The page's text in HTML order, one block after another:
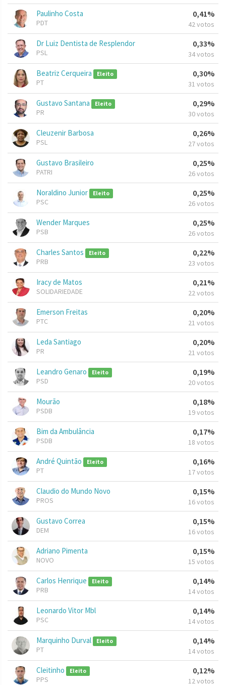
Paulinho Costa
PDT
0,41%
42 votos
Dr Luiz Dentista de Resplendor
PSL
0,33%
34 votos
Beatriz Cerqueira Eleito
PT
0,30%
31 votos
Gustavo Santana Eleito
PR
0,29%
30 votos
Cleuzenir Barbosa
PSL
0,26%
27 votos
Gustavo Brasileiro
PATRI
0,25%
26 votos
Noraldino Junior Eleito
PSC
0,25%
26 votos
Wender Marques
PSB
0,25%
26 votos
Charles Santos Eleito
PRB
0,22%
23 votos
Iracy de Matos
SOLIDARIEDADE
0,21%
22 votos
Emerson Freitas
PTC
0,20%
21 votos
Leda Santiago
PR
0,20%
21 votos
Leandro Genaro Eleito
PSD
0,19%
20 votos
Mourão
PSDB
0,18%
19 votos
Bim da Ambulância
PSDB
0,17%
18 votos
André Quintão Eleito
PT
0,16%
17 votos
Claudio do Mundo Novo
PROS
0,15%
16 votos
Gustavo Correa
DEM
0,15%
16 votos
Adriano Pimenta
NOVO
0,15%
15 votos
Carlos Henrique Eleito
PRB
0,14%
14 votos
Leonardo Vitor Mbl
PSC
0,14%
14 votos
Marquinho Durval Eleito
PT
0,14%
14 votos
Cleitinho Eleito
PPS
0,12%
12 votos